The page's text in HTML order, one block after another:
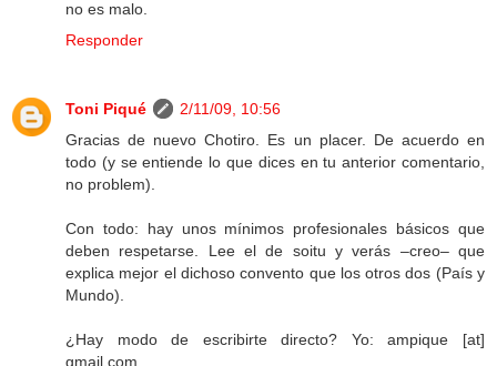
no es malo.
Responder
Toni Piqué
2/11/09, 10:56
Gracias de nuevo Chotiro. Es un placer. De acuerdo en
todo (y se entiende lo que dices en tu anterior comentario,
no problem).
Con todo: hay unos mínimos profesionales básicos que
deben respetarse. Lee el de soitu y verás –creo– que
explica mejor el dichoso convento que los otros dos (País y
Mundo).
¿Hay modo de escribirte directo? Yo: ampique [at]
gmail.com